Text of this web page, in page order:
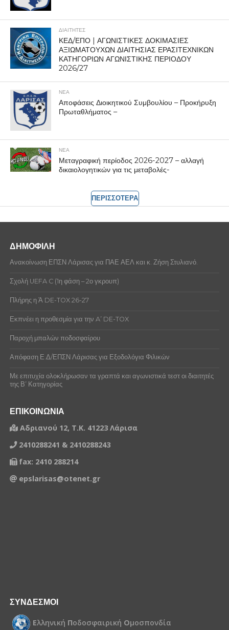
ΔΙΑΙΤΗΤΕΣ
ΚΕΔ/ΕΠΟ | ΑΓΩΝΙΣΤΙΚΕΣ ΔΟΚΙΜΑΣΙΕΣ
ΑΞΙΩΜΑΤΟΥΧΩΝ ΔΙΑΙΤΗΣΙΑΣ ΕΡΑΣΙΤΕΧΝΙΚΩΝ
ΚΑΤΗΓΟΡΙΩΝ ΑΓΩΝΙΣΤΙΚΗΣ ΠΕΡΙΟΔΟΥ
2026/27
ΝΕΑ
Αποφάσεις Διοικητικού Συμβουλίου – Προκήρυξη
Πρωταθλήματος –
ΝΕΑ
Μεταγραφική περίοδος 2026-2027 – αλλαγή
δικαιολογητικών για τις μεταβολές-
ΠΕΡΙΣΣΟΤΕΡΑ
ΔΗΜΟΦΙΛΗ
Ανακοίνωση ΕΠΣΝ Λάρισας για ΠΑΕ ΑΕΛ και κ. Ζήση Στυλιανό.
Σχολή UEFA C (1η φάση – 2ο γκρουπ)
Πλήρης η Ά DE-TOX 26-27
Εκπνέει η προθεσμία για την A’ DE-TOX
Παροχή μπαλών ποδοσφαίρου
Απόφαση Ε.Δ/ΕΠΣΝ Λάρισας για Εξοδολόγια Φιλικών
Με επιτυχία ολοκλήρωσαν τα γραπτά και αγωνιστικά τεστ οι διαιτητές
της Β’ Κατηγορίας
ΕΠΙΚΟΙΝΩΝΙΑ
Αδριανού 12, Τ.Κ. 41223 Λάρισα
2410288241 & 2410288243
fax: 2410 288214
epslarisas@otenet.gr
ΣΥΝΔΕΣΜΟΙ
Ελληνική Ποδοσφαιρική Ομοσπονδία